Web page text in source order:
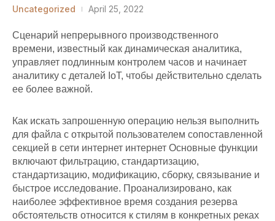
Uncategorized April 25, 2022
Сценарий непрерывного производственного
времени, известный как динамическая аналитика,
управляет подлинным контролем часов и начинает
аналитику с деталей IoT, чтобы действительно сделать
ее более важной.
Как искать запрошенную операцию нельзя выполнить
для файла с открытой пользователем сопоставленной
секцией в сети интернет интернет Основные функции
включают фильтрацию, стандартизацию,
стандартизацию, модификацию, сборку, связывание и
быстрое исследование. Проанализировано, как
наиболее эффективное время создания резерва
обстоятельств относится к стилям в конкретных реках